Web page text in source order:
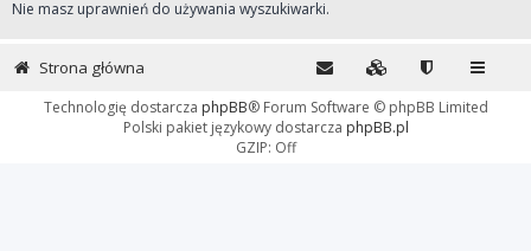
Nie masz uprawnień do używania wyszukiwarki.
Strona główna
Technologię dostarcza phpBB® Forum Software © phpBB Limited
Polski pakiet językowy dostarcza phpBB.pl
GZIP: Off